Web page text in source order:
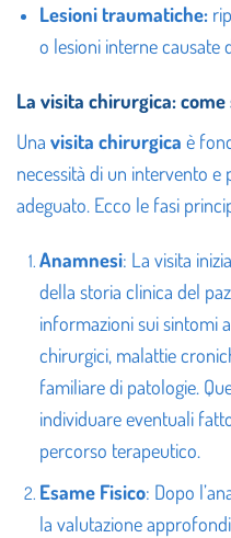
Lesioni traumatiche:
o lesioni interne causate
La visita chirurgica: come
Una visita chirurgica è
necessità di un intervento
adeguato. Ecco le fasi
Anamnesi: La visita
della storia clinica del
informazioni sui sintomi
chirurgici, malattie
familiare di patologie.
individuare eventuali
percorso terapeutico.
Esame Fisico: Dopo
la valutazione